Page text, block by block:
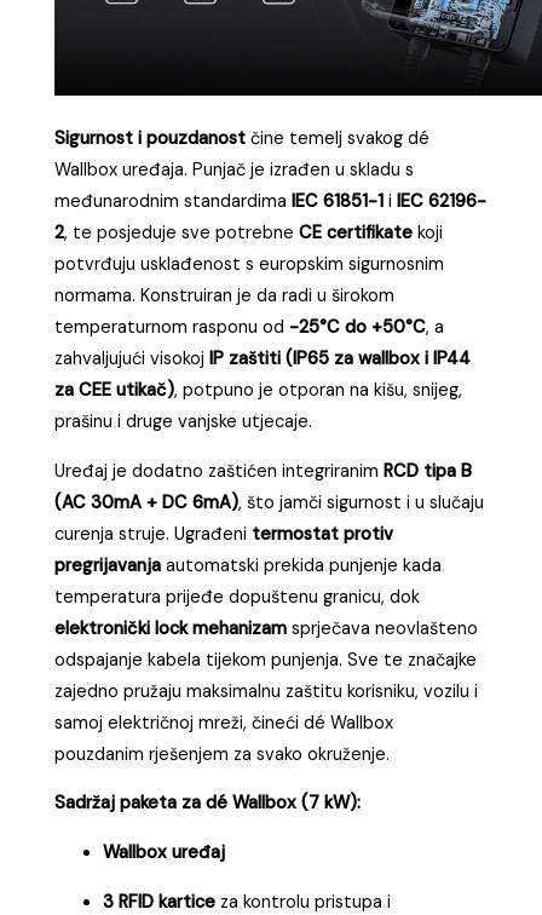
Sigurnost i pouzdanost čine temelj svakog dé
Wallbox uređaja. Punjač je izrađen u skladu s
međunarodnim standardimaIEC 61851-1 iIEC 62196-
2, te posjeduje sve potrebneCE certifikate koji
potvrđuju usklađenost s europskim sigurnosnim
normama. Konstruiran je da radi u širokom
temperaturnom rasponu od -25°C do +50°C, a
zahvaljujući visokojIP zaštiti (IP65 za wallbox i IP44
za CEE utikač), potpuno je otporan na kišu, snijeg,
prašinu i druge vanjske utjecaje.
Uređaj je dodatno zaštićen integriranimRCD tipa B
(AC 30mA + DC 6mA), što jamči sigurnost i u slučaju
curenja struje. Ugrađeni termostat protiv
pregrijavanja automatski prekida punjenje kada
temperatura prijeđe dopuštenu granicu, dok
elektronički lock mehanizam sprječava neovlašteno
odspajanje kabela tijekom punjenja. Sve te značajke
zajedno pružaju maksimalnu zaštitu korisniku, vozilu i
samoj električnoj mreži, čineći dé Wallbox
pouzdanim rješenjem za svako okruženje.
Sadržaj paketa za dé Wallbox (7 kW):
Wallbox uređaj
3 RFID kartice za kontrolu pristupa i